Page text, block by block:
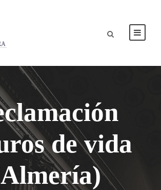
de vida